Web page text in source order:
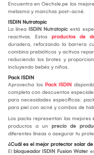
Encuentra en Oechsle.pe los
melasma y manchas post-acné.
ISDIN Nutratopic
La línea ISDIN Nutratopic está
reactivas. Estos productos de
duradera, reforzando la barrera
combina prebióticos y activos
reduciendo los brotes y
incluyendo bebés y niños.
Pack ISDIN
Aprovecha los Pack ISDIN
completa con descuentos
para necesidades específicas:
para piel con acné y combos de
Los packs representan las mejores
productos a un precio de
diferentes líneas o asegurar tu
¿Cuál es el mejor protector solar de
El bloqueador ISDIN Fusion Water